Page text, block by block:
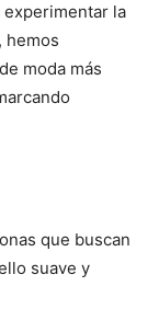
experimentar la
hemos
moda más
que buscan
suave y